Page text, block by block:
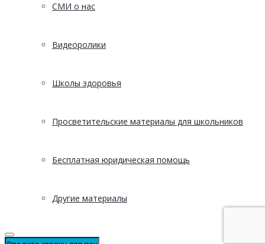
СМИ о нас
Видеоролики
Школы здоровья
Просветительские материалы для школьников
Бесплатная юридическая помощь
Другие материалы